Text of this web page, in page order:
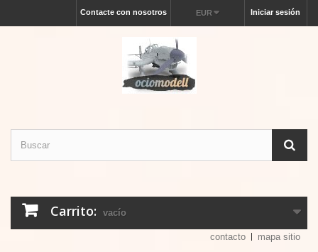
Iniciar sesión
EUR
Contacte con nosotros
Carrito: vacío
contacto mapa sitio